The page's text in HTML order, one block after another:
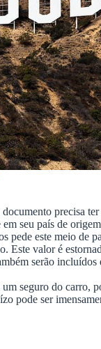
precisa
seu país de
pede este meio de
Este valor é
serão incluídos
seguro do carro,
pode ser